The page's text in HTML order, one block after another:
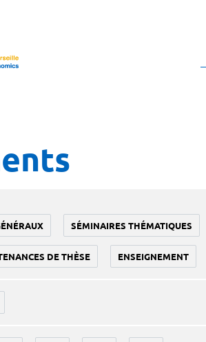
SÉMINAIRES THÉMATIQUES
DE THÈSE ENSEIGNEMENT